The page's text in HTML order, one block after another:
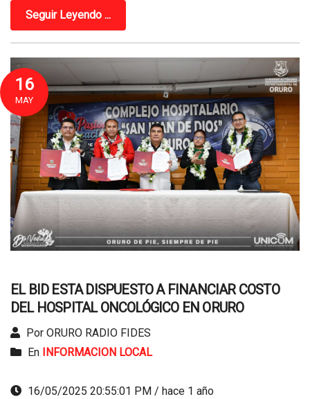
Seguir Leyendo ...
16
MAY
EL BID ESTA DISPUESTO A FINANCIAR COSTO
DEL HOSPITAL ONCOLÓGICO EN ORURO
Por ORURO RADIO FIDES
En
INFORMACION LOCAL
16/05/2025 20:55:01 PM / hace 1 año